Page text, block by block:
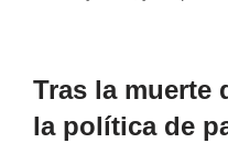
Tras la muerte
la política de